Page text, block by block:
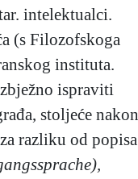
intelektualci.
(s Filozofskoga
instituta.
ispraviti
stoljeće nakon
razliku od popisa